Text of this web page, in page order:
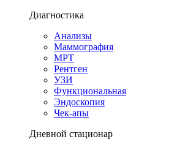
Диагностика
Анализы
Маммография
МРТ
Рентген
УЗИ
Функциональная
Эндоскопия
Чек-апы
Дневной стационар